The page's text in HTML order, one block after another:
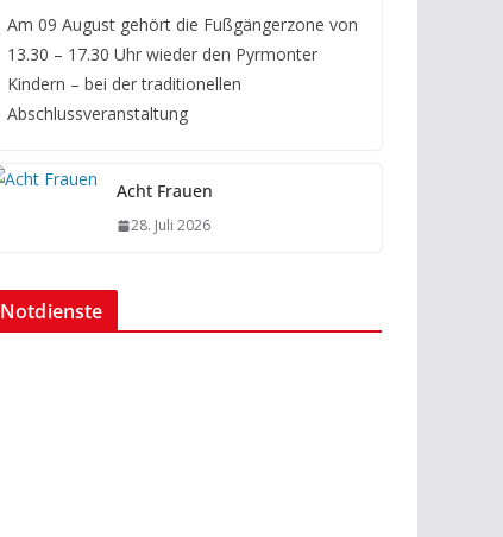
Am 09 August gehört die Fußgängerzone von
13.30 – 17.30 Uhr wieder den Pyrmonter
Kindern – bei der traditionellen
Abschlussveranstaltung
Acht Frauen
28. Juli 2026
Notdienste